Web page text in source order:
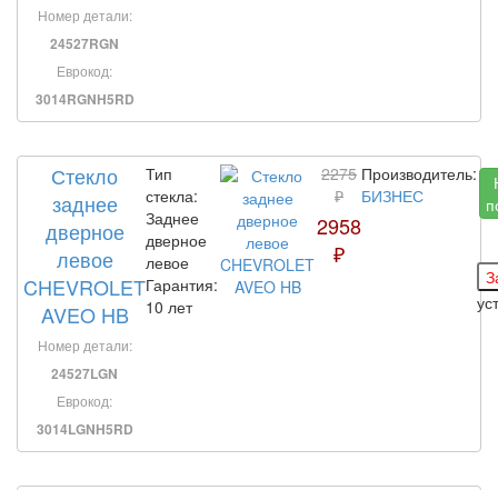
Номер детали:
24527RGN
Еврокод:
3014RGNH5RD
Стекло
заднее
дверное
левое
CHEVROLET
AVEO HB
Номер детали:
24527LGN
Еврокод:
3014LGNH5RD
Тип
стекла:
Заднее
дверное
левое
Гарантия:
10 лет
2275
₽
2958
₽
Производитель:
БИЗНЕС